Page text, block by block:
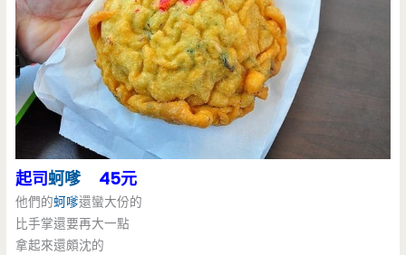
起司蚵嗲45元
他們的蚵嗲還蠻大份的
比手掌還要再大一點
拿起來還頗沈的